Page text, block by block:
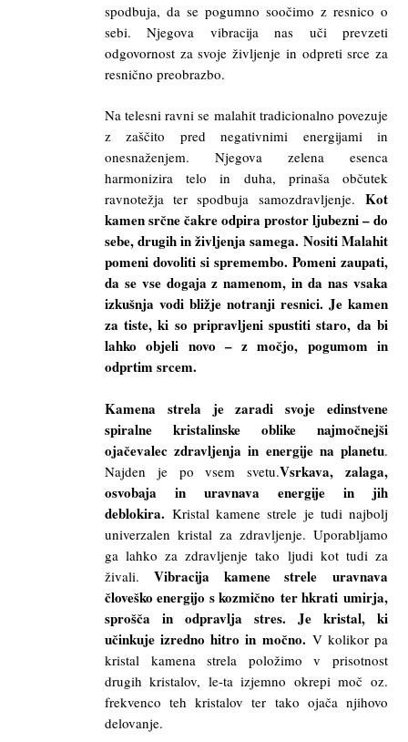
spodbuja, da se pogumno soočimo z resnico o
sebi. Njegova vibracija nas uči prevzeti
odgovornost za svoje življenje in odpreti srce za
resnično preobrazbo.
Na telesni ravni se malahit tradicionalno povezuje
z zaščito pred negativnimi energijami in
onesnaženjem. Njegova zelena esenca
harmonizira telo in duha, prinaša občutek
ravnotežja ter spodbuja samozdravljenje. Kot
kamen srčne čakre odpira prostor ljubezni – do
sebe, drugih in življenja samega. Nositi Malahit
pomeni dovoliti si spremembo. Pomeni zaupati,
da se vse dogaja z namenom, in da nas vsaka
izkušnja vodi bližje notranji resnici. Je kamen
za tiste, ki so pripravljeni spustiti staro, da bi
lahko objeli novo – z močjo, pogumom in
odprtim srcem.
Kamena strela je zaradi svoje edinstvene
spiralne kristalinske oblike najmočnejši
ojačevalec zdravljenja in energije na planetu.
Najden je po vsem svetu.Vsrkava, zalaga,
osvobaja in uravnava energije in jih
deblokira. Kristal kamene strele je tudi najbolj
univerzalen kristal za zdravljenje. Uporabljamo
ga lahko za zdravljenje tako ljudi kot tudi za
živali.Vibracija kamene strele uravnava
človeško energijo s kozmično ter hkrati umirja,
sprošča in odpravlja stres. Je kristal, ki
učinkuje izredno hitro in močno. V kolikor pa
kristal kamena strela položimo v prisotnost
drugih kristalov, le-ta izjemno okrepi moč oz.
frekvenco teh kristalov ter tako ojača njihovo
delovanje.